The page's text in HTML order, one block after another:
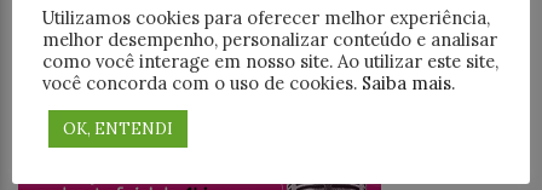
JEDAICAST
Utilizamos cookies para oferecer melhor experiência,
melhor desempenho, personalizar conteúdo e analisar
como você interage em nosso site. Ao utilizar este site,
você concorda com o uso de cookies. Saiba mais.
OK, ENTENDI